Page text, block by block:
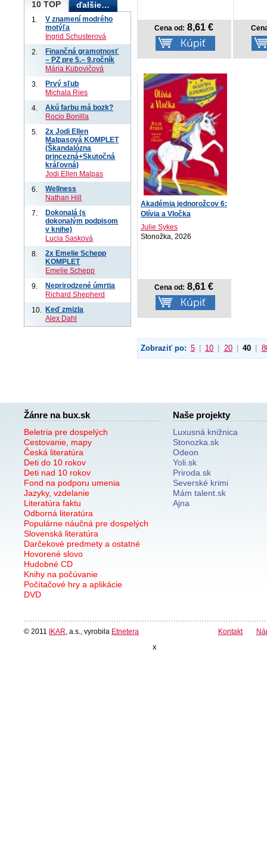
Cena od: 8,61 €
Akadémia jednorožcov 6:
Olívia a Vločka
Julie Sykes
Stonožka, 2026
Cena od: 8,61 €
Zobraziť po: 5 | 10 | 20 | 40 |
10 TOP ďalšie…
1.
V znamení modrého
motýľa
Ingrid Schusterová
2.
Finančná gramotnosť
– PZ pre 5.– 9.ročník
Mária Kubovičová
3.
Prvý sľub
Michala Ries
4.
Akú farbu má bozk?
Rocio Bonilla
5.
2x Jodi Ellen
Malpasová KOMPLET
(Škandalózna
princezná+Skutočná
kráľovná)
Jodi Ellen Malpas
6.
Wellness
Nathan Hill
7.
Dokonalá (s
dokonalým podpisom
v knihe)
Lucia Sasková
8.
2x Emelie Schepp
KOMPLET
Emelie Schepp
9.
Neprirodzené úmrtia
Richard Shepherd
10.
Keď zmizla
Alex Dahl
Žánre na bux.sk
Beletria pre dospelých
Cestovanie, mapy
Česká literatúra
Deti do 10 rokov
Deti nad 10 rokov
Fond na podporu umenia
Jazyky, vzdelanie
Literatúra faktu
Odborná literatúra
Populárne náučná pre dospelých
Slovenská literatúra
Darčekové predmety a ostatné
Hovorené slovo
Hudobné CD
Knihy na počúvanie
Počítačové hry a aplikácie
DVD
Naše projekty
Luxusná knižnica
Stonozka.sk
Odeon
Yoli.sk
Priroda.sk
Severské krimi
Mám talent.sk
Ajna
© 2011 IKAR , a.s., vyrobila Etnetera Kontakt
x